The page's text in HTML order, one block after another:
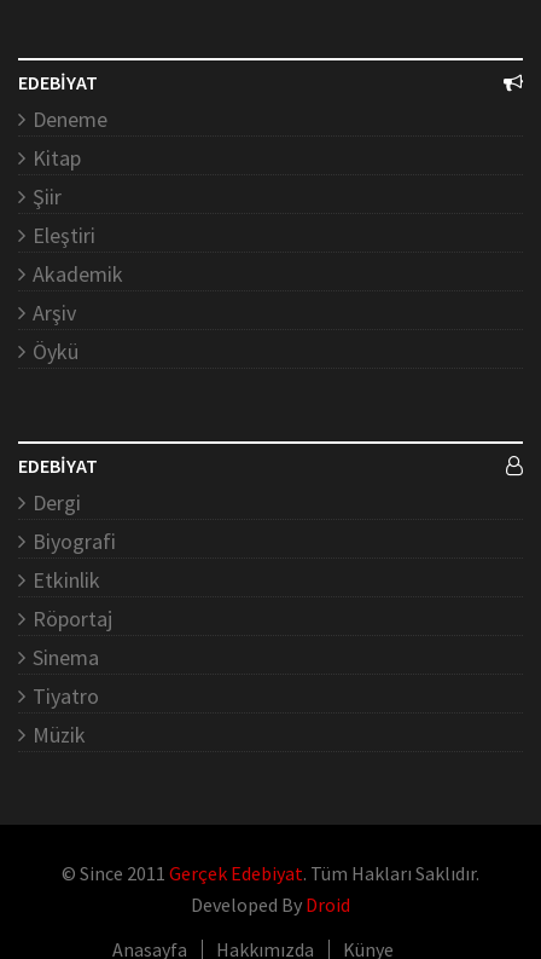
EDEBİYAT
Deneme
Kitap
Şiir
Eleştiri
Akademik
Arşiv
Öykü
EDEBİYAT
Dergi
Biyografi
Etkinlik
Röportaj
Sinema
Tiyatro
Müzik
© Since 2011 Gerçek Edebiyat. Tüm Hakları Saklıdır.
Developed By Droid
Anasayfa
Hakkımızda Künye